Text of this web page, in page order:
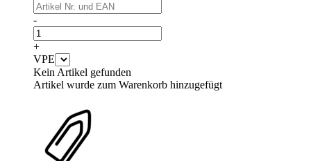
-
+
VPE
Kein Artikel gefunden
Artikel wurde zum Warenkorb hinzugefügt